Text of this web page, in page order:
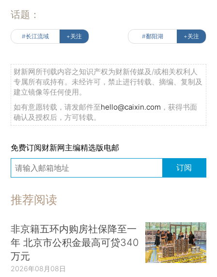
话题：
#长江流域 +关注 #鄱阳湖 +关注
财新网所刊载内容之知识产权为财新传媒及/或相关权利人
专属所有或持有。未经许可，禁止进行转载、摘编、复制及
建立镜像等任何使用。
如有意愿转载，请发邮件至hello@caixin.com ，获得书面
确认及授权后，方可转载。
免费订阅财新网主编精选版电邮
订阅
推荐阅读
非京籍五环内购房社保降至一
年 北京市公积金最高可贷340
万元
2026年08月08日